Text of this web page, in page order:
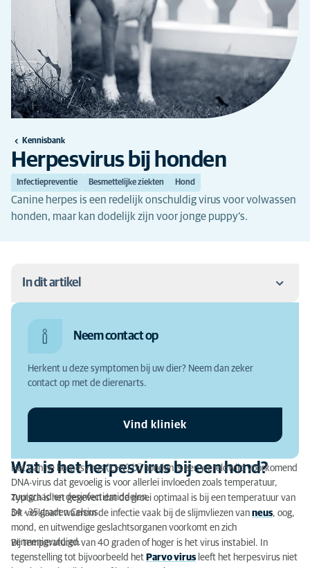
Kennisbank
Herpesvirus bij honden
Infectiepreventie Besmettelijke ziekten Hond
Canine herpes is een redelijk onschuldig virus voor volwassen
honden, maar kan dodelijk zijn voor jonge puppy’s.
In dit artikel
Drager van het CHV
Wat zien we bij de pups?
Diagnose herpesvirus
Behandeling herpesvirus
Neem contact op
Herkent u deze symptomen bij uw dier? Neem dan zeker
contact op met de dierenarts.
Vind kliniek
Wat is het herpesvirus bij een hond?
Het Canine herpesvirus (CHV) bij honden is een wereldwijd voorkomend
DNA-virus dat gevoelig is voor allerlei invloeden zoals temperatuur,
zuurgraad en desinfectiemiddelen.
Typisch is het gegeven dat de groei optimaal is bij een temperatuur van
34 - 35 graden Celsius.
Dit verklaart waarom de infectie vaak bij de slijmvliezen van neus, oog,
mond, en uitwendige geslachtsorganen voorkomt en zich
vermenigvuldigd.
Bij temperaturen van 40 graden of hoger is het virus instabiel. In
tegenstelling tot bijvoorbeeld het Parvo virusleeft het herpesvirus niet